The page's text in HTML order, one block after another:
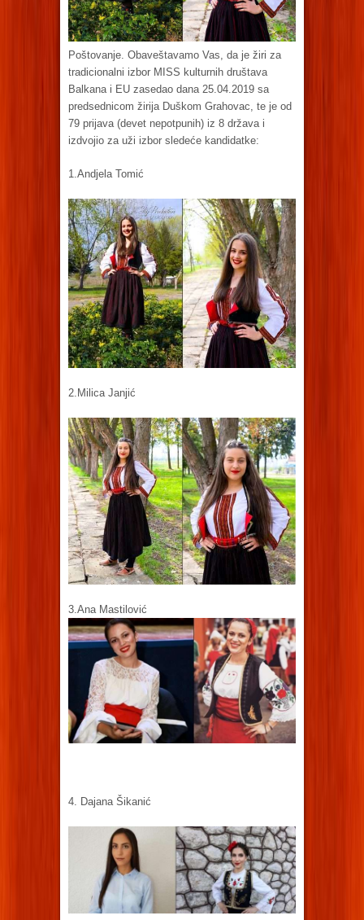
Poštovanje. Obaveštavamo Vas, da je žiri za
tradicionalni izbor MISS kulturnih društava
Balkana i EU zasedao dana 25.04.2019 sa
predsednicom žirija Duškom Grahovac, te je od
79 prijava (devet nepotpunih) iz 8 država i
izdvojio za uži izbor sledeće kandidatke:
1.Andjela Tomić
2.Milica Janjić
3.Ana Mastilović
4. Dajana Šikanić